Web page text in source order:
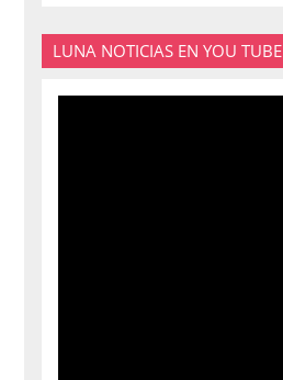
LUNA NOTICIAS EN YOU TUBE